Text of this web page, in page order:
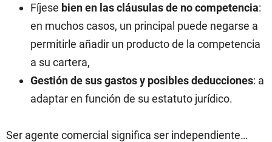
Fíjese bien en las cláusulas de no competencia:
en muchos casos, un principal puede negarse a
permitirle añadir un producto de la competencia
a su cartera,
Gestión de sus gastos y posibles deducciones: a
adaptar en función de su estatuto jurídico.
Ser agente comercial significa ser independiente…